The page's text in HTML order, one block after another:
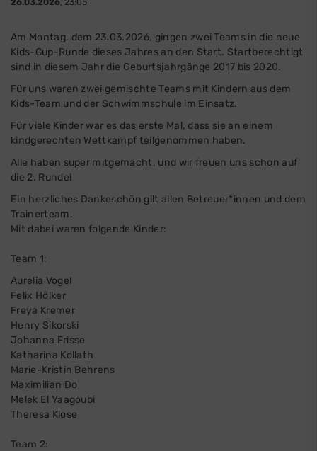
Am Montag, dem 23.03.2026, gingen zwei Teams in die neue
Kids-Cup-Runde dieses Jahres an den Start. Startberechtigt
sind in diesem Jahr die Geburtsjahrgänge 2017 bis 2020.
Für uns waren zwei gemischte Teams mit Kindern aus dem
Kids-Team und der Schwimmschule im Einsatz.
Für viele Kinder war es das erste Mal, dass sie an einem
kindgerechten Wettkampf teilgenommen haben.
Alle haben super mitgemacht, und wir freuen uns schon auf
die 2. Runde!
Ein herzliches Dankeschön gilt allen Betreuer*innen und dem
Trainerteam.
Mit dabei waren folgende Kinder:
Team 1:
Aurelia Vogel
Felix Hölker
Freya Kremer
Henry Sikorski
Johanna Frisse
Katharina Kollath
Marie-Kristin Behrens
Maximilian Do
Melek El Yaagoubi
Theresa Klose
Team 2: